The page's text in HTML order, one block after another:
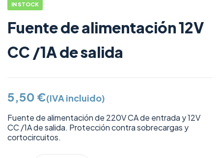
IN STOCK
Fuente de alimentación 12V
CC /1A de salida
5,50 €(IVA incluido)
Fuente de alimentación de 220V CA de entrada y 12V
CC /1A de salida. Protección contra sobrecargas y
cortocircuitos.